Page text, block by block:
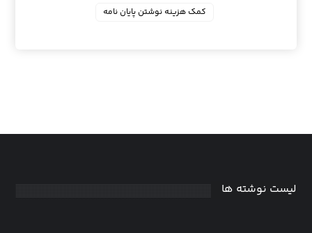
کمک هزینه نوشتن پایان نامه
لیست نوشته ها